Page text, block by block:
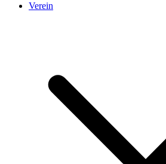
Verein